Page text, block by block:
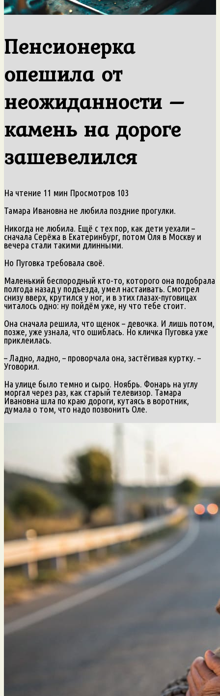
Пенсионерка
опешила от
неожиданности –
камень на дороге
зашевелился
На чтение 11 мин Просмотров 103
Тамара Ивановна не любила поздние прогулки.
Никогда не любила. Ещё с тех пор, как дети уехали –
сначала Серёжа в Екатеринбург, потом Оля в Москву и
вечера стали такими длинными.
Но Пуговка требовала своё.
Маленький беспородный кто-то, которого она подобрала
полгода назад у подъезда, умел настаивать. Смотрел
снизу вверх, крутился у ног, и в этих глазах-пуговицах
читалось одно: ну пойдём уже, ну что тебе стоит.
Она сначала решила, что щенок – девочка. И лишь потом,
позже, уже узнала, что ошиблась. Но кличка Пуговка уже
приклеилась.
– Ладно, ладно, – проворчала она, застёгивая куртку. –
Уговорил.
На улице было темно и сыро. Ноябрь. Фонарь на углу
моргал через раз, как старый телевизор. Тамара
Ивановна шла по краю дороги, кутаясь в воротник,
думала о том, что надо позвонить Оле.